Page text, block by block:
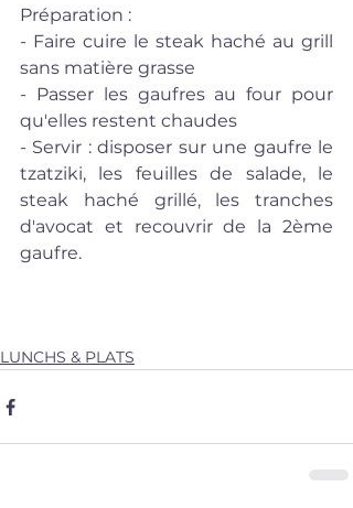
Préparation :
- Faire cuire le steak haché au grill
sans matière grasse
- Passer les gaufres au four pour
qu'elles restent chaudes
- Servir : disposer sur une gaufre le
tzatziki, les feuilles de salade, le
steak haché grillé, les tranches
d'avocat et recouvrir de la 2ème
gaufre.
LUNCHS & PLATS